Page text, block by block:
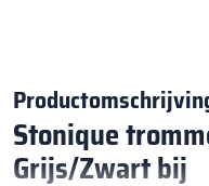
Stonique
Grijs/Zwart bij